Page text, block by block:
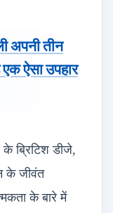
अपनी तीन
ऐसा उपहार
के ब्रिटिश डीजे,
के जीवंत
के बारे में